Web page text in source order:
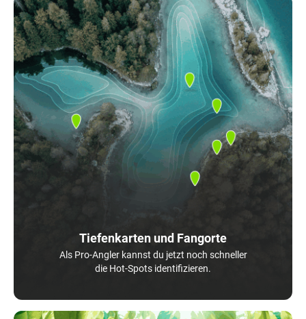
Tiefenkarten und Fangorte
Als Pro-Angler kannst du jetzt noch schneller
die Hot-Spots identifizieren.